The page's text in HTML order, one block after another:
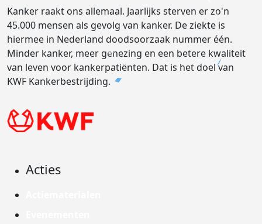
Kanker raakt ons allemaal. Jaarlijks sterven er zo'n
45.000 mensen als gevolg van kanker. De ziekte is
hiermee in Nederland doodsoorzaak nummer één.
Minder kanker, meer genezing en een betere kwaliteit
van leven voor kankerpatiënten. Dat is het doel van
KWF Kankerbestrijding.
Acties